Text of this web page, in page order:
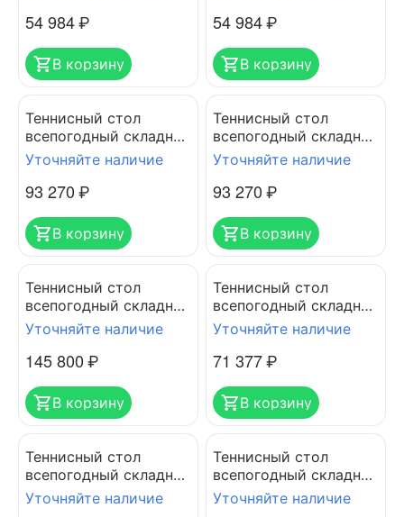
5мм
54 984₽
В корзину
5мм
54 984₽
В корзину
Теннисный стол
всепогодный складной
CORNILLEAU SPORT
5мм
Уточняйте наличие
93 270₽
В корзину
Теннисный стол
всепогодный складной
CORNILLEAU SPORT
5мм
Уточняйте наличие
93 270₽
В корзину
Теннисный стол
всепогодный складной
CORNILLEAU SPORT
7мм
Уточняйте наличие
145 800₽
В корзину
Теннисный стол
всепогодный складной
CORNILLEAU SPORT
5мм
Уточняйте наличие
71 377₽
В корзину
Теннисный стол
всепогодный складной
CORNILLEAU SPORT
Уточняйте наличие
Теннисный стол
всепогодный складной
CORNILLEAU SPORT
Уточняйте наличие